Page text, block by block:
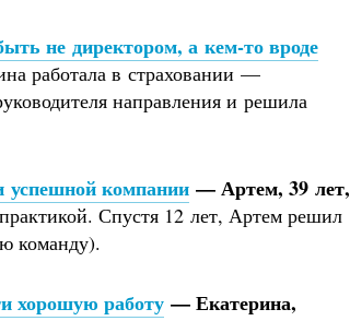
не директором, а кем-то вроде
работала в страховании —
направления и решила
успешной компании — Артем, 39 лет,
Спустя 12 лет, Артем решил
команду).
хорошую работу — Екатерина,